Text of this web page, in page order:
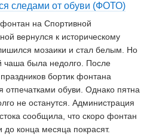
следами от обуви (ФОТО)
на Спортивной
вернулся к историческому
мозаики и стал белым. Но
чаша была недолго. После
бортик фонтана
отпечатками обуви. Однако пятна
не останутся. Администрация
сообщила, что скоро фонтан
до конца месяца покрасят.